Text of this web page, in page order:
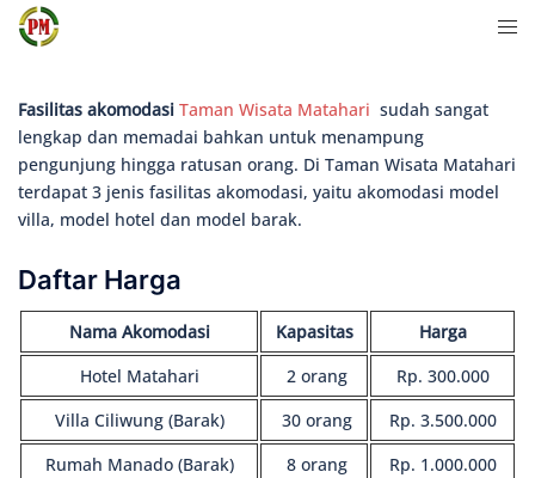
Langsung
Fasilitas akomodasi Taman Wisata Matahari sudah sangat
lengkap dan memadai bahkan untuk menampung
pengunjung hingga ratusan orang. Di Taman Wisata Matahari
terdapat 3 jenis fasilitas akomodasi, yaitu akomodasi model
villa, model hotel dan model barak.
Daftar Harga
Nama Akomodasi Kapasitas
Harga
Hotel Matahari
2 orang
Rp. 300.000
Villa Ciliwung (Barak)
30 orang
Rp. 3.500.000
Rumah Manado (Barak)
8 orang Rp. 1.000.000